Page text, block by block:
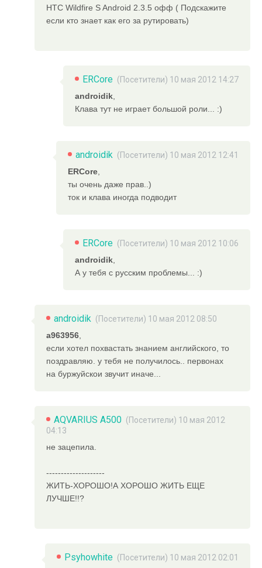
HTC Wildfire S Android 2.3.5 офф ( Подскажите
если кто знает как его за рутировать)
ERCore (Посетители) 10 мая 2012 14:27
androidik
Клава тут не играет большой роли... :)
androidik (Посетители) 10 мая 2012 12:41
ERCore
ты очень даже прав..)
ток и клава иногда подводит
ERCore (Посетители) 10 мая 2012 10:06
androidik
А у тебя с русским проблемы... :)
androidik (Посетители) 10 мая 2012 08:50
a963956
если хотел похвастать знанием английского, то
поздравляю. у тебя не получилось.. первонах
на буржуйскои звучит иначе...
AQVARIUS A500 (Посетители) 10 мая 2012
04:13
не зацепила.
--------------------
ЖИТЬ-ХОРОШО!А ХОРОШО ЖИТЬ ЕЩЕ
ЛУЧШЕ!!?
Psyhowhite (Посетители) 10 мая 2012 02:01